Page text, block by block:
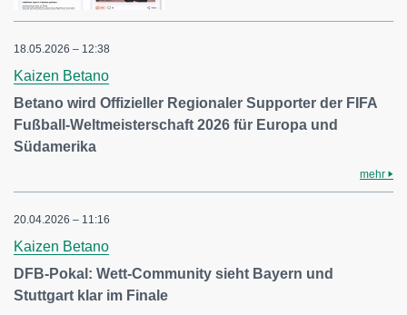
18.05.2026 – 12:38
Kaizen Betano
Betano wird Offizieller Regionaler Supporter der FIFA
Fußball-Weltmeisterschaft 2026 für Europa und
Südamerika
mehr
20.04.2026 – 11:16
Kaizen Betano
DFB-Pokal: Wett-Community sieht Bayern und
Stuttgart klar im Finale